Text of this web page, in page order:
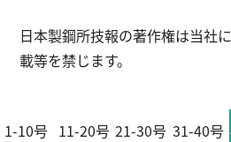
採用情報
日本製鋼所技報の著作権は当社
載等を禁じます。
1-10号 11-20号 21-30号 31-40号